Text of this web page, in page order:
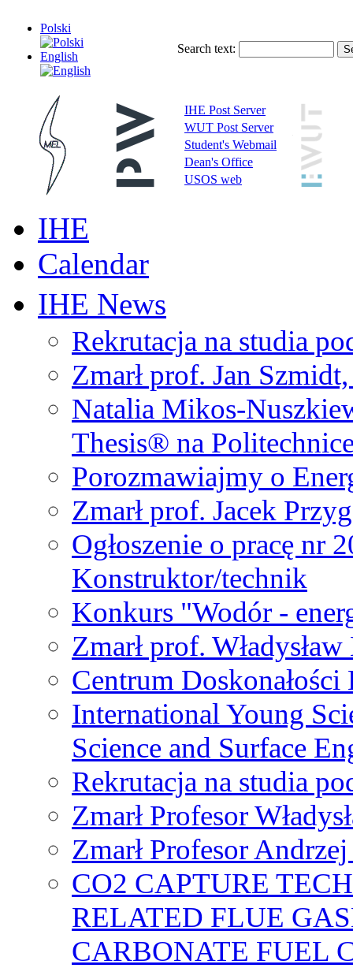
Polski
English
Search text:
IHE Post Server
WUT Post Server
Student's Webmail
Dean's Office
USOS web
IHE
Calendar
IHE News
Rekrutacja na studia
Zmarł prof. Jan
Natalia Mikos-
Thesis® na
Porozmawiajmy o
Zmarł prof. Jacek
Ogłoszenie o pracę nr
Konstruktor/technik
Konkurs "Wodór -
Zmarł prof.
Centrum
International Young
Science and Surface
Rekrutacja na studia
Zmarł Profesor
Zmarł Profesor
CO2 CAPTURE
RELATED FLUE
CARBONATE FUEL